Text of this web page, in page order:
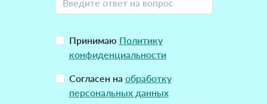
Принимаю Политику
конфиденциальности
Согласен на обработку
персональных данных